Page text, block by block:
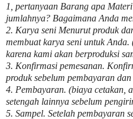
1, pertanyaan Barang apa
jumlahnya? Bagaimana Anda
2. Karya seni Menurut produk
membuat karya seni untuk
karena kami akan berproduksi
3. Konfirmasi pemesanan.
produk sebelum pembayaran
4. Pembayaran. (biaya cetakan,
setengah lainnya sebelum
5. Sampel. Setelah pembayaran